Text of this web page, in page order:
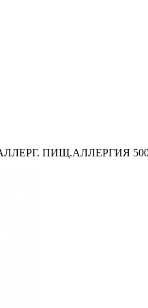
ПИЩ.АЛЛЕРГИЯ 500Г.